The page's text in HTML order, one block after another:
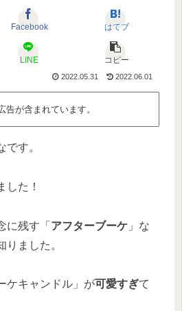
Facebook はてブ
LINE コピー
2022.05.31 2022.06.01
告が含まれています。
です。
した！
に残す「 アフターブーケ 」な
りました。
ケキャンドル」が可愛すぎて